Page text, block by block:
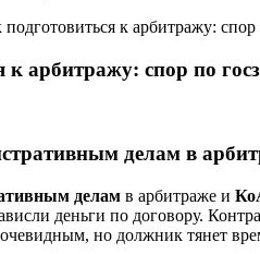
подготовиться к арбитражу:
к арбитражу: спор по
делам в
делам в арбитраже и
деньги по договору.
но должник тянет